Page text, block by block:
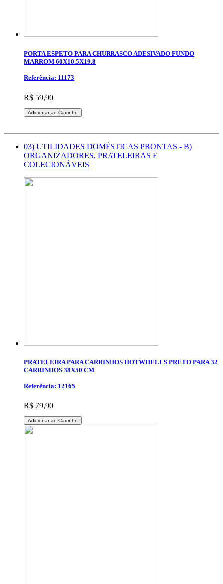
PORTA ESPETO PARA CHURRASCO ADESIVADO FUNDO
MARROM 60X10.5X19.8
Referência: 11173
R$ 59,90
Adicionar ao Carrinho
03) UTILIDADES DOMÉSTICAS PRONTAS - B)
ORGANIZADORES, PRATELEIRAS E
COLECIONÁVEIS
PRATELEIRA PARA CARRINHOS HOTWHELLS PRETO PARA 32
CARRINHOS 38X50 CM
Referência: 12165
R$ 79,90
Adicionar ao Carrinho